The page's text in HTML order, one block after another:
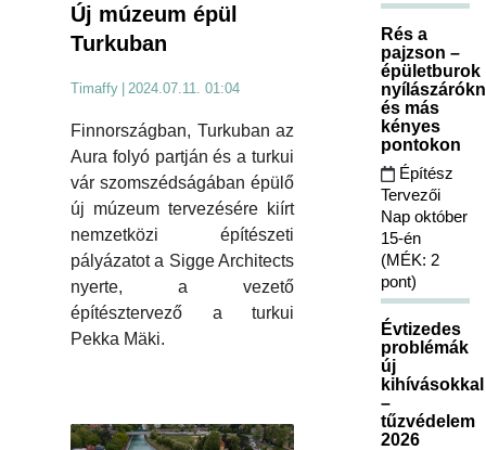
Új múzeum épül
Turkuban
Timaffy 2024.07.11. 01:04
Finnországban, Turkuban az
Aura folyó partján és a turkui
vár szomszédságában épülő
új múzeum tervezésére kiírt
nemzetközi építészeti
pályázatot a Sigge Architects
nyerte, a vezető
építésztervező a turkui
Pekka Mäki.
Rés a
pajzson –
épületburok
és más
kényes
pontokon
Építész
Tervezői
Nap október
15-én
(MÉK: 2
pont)
Évtizedes
problémák
új
kihívásokkal
–
tűzvédelem
2026